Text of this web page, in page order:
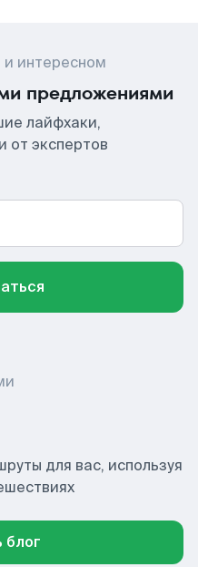
интересном
предложениями
лайфхаки,
от экспертов
для вас, используя
блог